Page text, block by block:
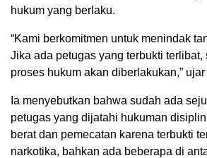
hukum yang berlaku.
“Kami berkomitmen untuk menindak
Jika ada petugas yang terbukti
proses hukum akan diberlakukan,”
Ia menyebutkan bahwa sudah ada
petugas yang dijatahi hukuman
berat dan pemecatan karena terbukti
narkotika, bahkan ada beberapa di